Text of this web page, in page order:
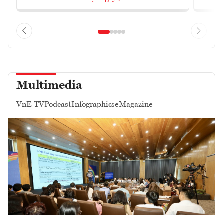
Multimedia
VnE TVPodcastInfographicseMagazine